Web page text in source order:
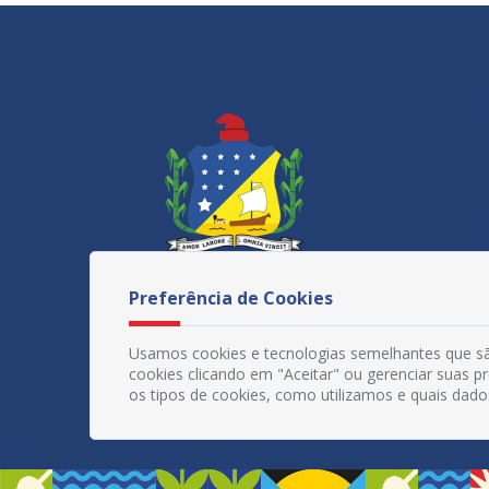
Preferência de Cookies
Usamos cookies e tecnologias semelhantes que
cookies clicando em "Aceitar" ou gerenciar suas
os tipos de cookies, como utilizamos e quais